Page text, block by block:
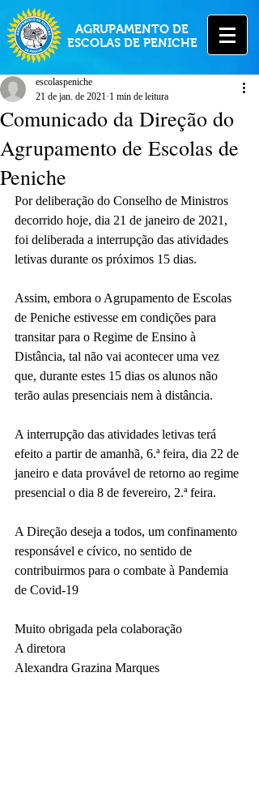
AGRUPAMENTO DE
ESCOLAS DE PENICHE
Comunicado da Direção do
Agrupamento de Escolas de
Peniche
escolaspeniche
21 de jan. de 2021 1 min de leitura
Por deliberação do Conselho de Ministros
decorrido hoje, dia 21 de janeiro de 2021,
foi deliberada a interrupção das atividades
letivas durante os próximos 15 dias.
Assim, embora o Agrupamento de Escolas
de Peniche estivesse em condições para
transitar para o Regime de Ensino à
Distância, tal não vai acontecer uma vez
que, durante estes 15 dias os alunos não
terão aulas presenciais nem à distância.
A interrupção das atividades letivas terá
efeito a partir de amanhã, 6.ª feira, dia 22 de
janeiro e data provável de retorno ao regime
presencial o dia 8 de fevereiro, 2.ª feira.
A Direção deseja a todos, um confinamento
responsável e cívico, no sentido de
contribuirmos para o combate à Pandemia
de Covid-19
Muito obrigada pela colaboração
A diretora
Alexandra Grazina Marques